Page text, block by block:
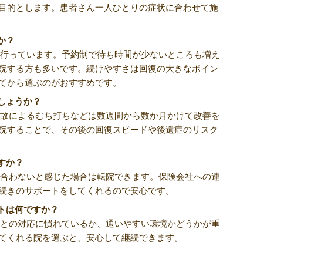
的とします。患者さん一人ひとりの症状に合わせて施
？
っています。予約制で待ち時間が少ないところも増え
する方も多いです。続けやすさは回復の大きなポイン
ら選ぶのがおすすめです。
ょうか？
によるむち打ちなどは数週間から数か月かけて改善を
することで、その後の回復スピードや後遺症のリスク
か？
わないと感じた場合は転院できます。保険会社への連
のサポートをしてくれるので安心です。
は何ですか？
の対応に慣れているか、通いやすい環境かどうかが重
れる院を選ぶと、安心して継続できます。